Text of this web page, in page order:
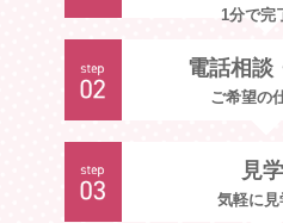
1分で完
電話相談
ご希望の
見
気軽に